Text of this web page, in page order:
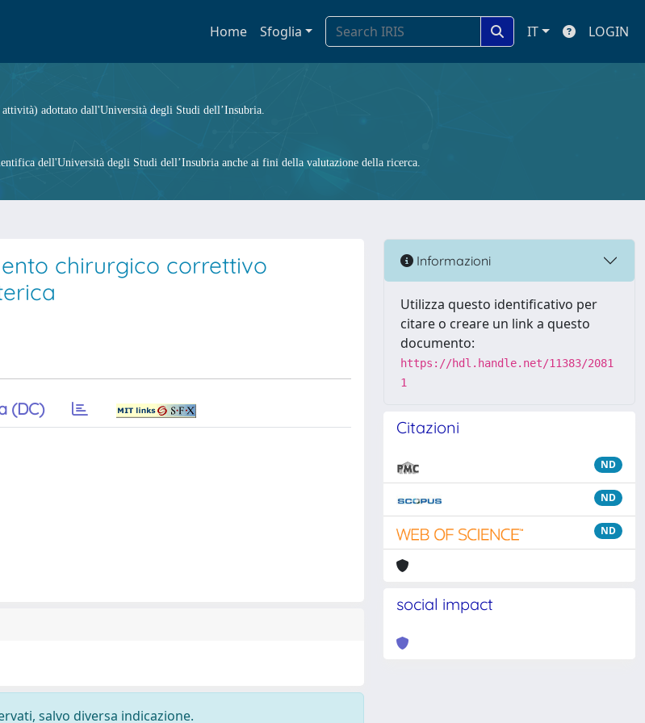
Home Sfoglia IT LOGIN
adottato dall'Università degli Studi dell’Insubria.
dell'Università degli Studi dell’Insubria anche ai fini della valutazione della ricerca.
chirurgico correttivo
(DC)
salvo diversa indicazione.
Informazioni
Utilizza questo identificativo per
citare o creare un link a questo
documento:
https://hdl.handle.net/11383/2081
1
Citazioni
ND
ND
ND
social impact